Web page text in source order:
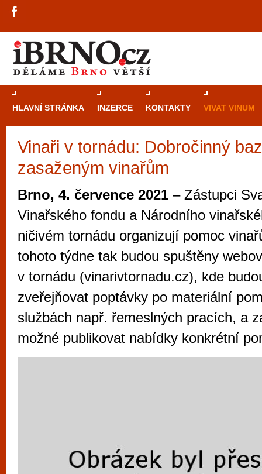
HLAVNÍ STRÁNKA INZERCE KONTAKTY VIVAT VINUM
Vinaři v tornádu: Dobročinný
zasaženým vinařům
Brno, 4. července 2021 – Zástupci
Vinařského fondu a Národního
ničivém tornádu organizují pomoc
tohoto týdne tak budou spuštěny
v tornádu (vinarivtornadu.cz), kde
zveřejňovat poptávky po materiální
službách např. řemeslných pracích, a
možné publikovat nabídky konkrétní
Průvodce
Brně: Od
Brno je
zajímavé
restaurace,
Mimo jiné je ale také místem, kde si
vyzkoušet různé kasinové hry. V
metropoli naleznete širokou nabídku her
po moderní automaty jak pro pravidelné
příležitostné hráče. V...